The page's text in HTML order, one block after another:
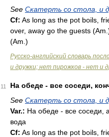
See Скатерть со стола, и
Cf: As long as the pot boils,
over, away go the guests (Am.
(Am. )
Русско-английский словарь
и дружки; нет пирожков - нет и
11
На обеде - все соседи,
See Скатерть со стола, и
Var.: На обеде - все соседи,
вода
Cf: As long as the pot boils,